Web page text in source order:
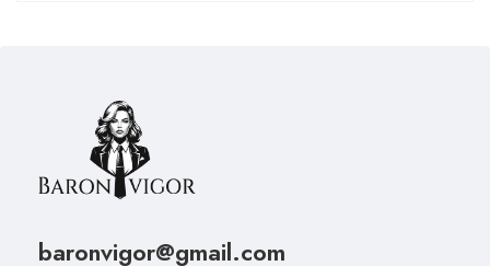
baronvigor@gmail.com